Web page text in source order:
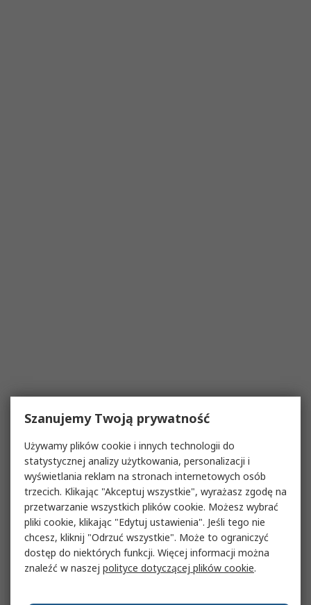
Szanujemy Twoją prywatność
Używamy plików cookie i innych technologii do
statystycznej analizy użytkowania, personalizacji i
wyświetlania reklam na stronach internetowych osób
trzecich. Klikając "Akceptuj wszystkie", wyrażasz zgodę na
przetwarzanie wszystkich plików cookie. Możesz wybrać
pliki cookie, klikając "Edytuj ustawienia". Jeśli tego nie
chcesz, kliknij "Odrzuć wszystkie". Może to ograniczyć
dostęp do niektórych funkcji. Więcej informacji można
znaleźć w naszej polityce dotyczącej plików cookie.